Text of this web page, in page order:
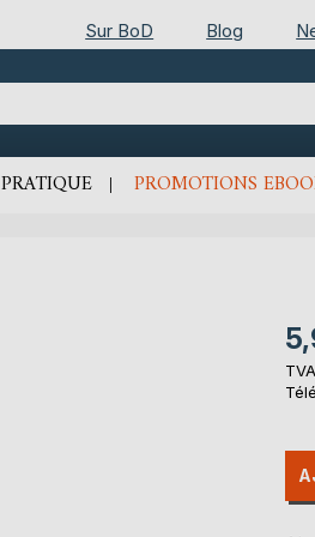
Sur BoD Blog
PRATIQUE PROMOTIONS